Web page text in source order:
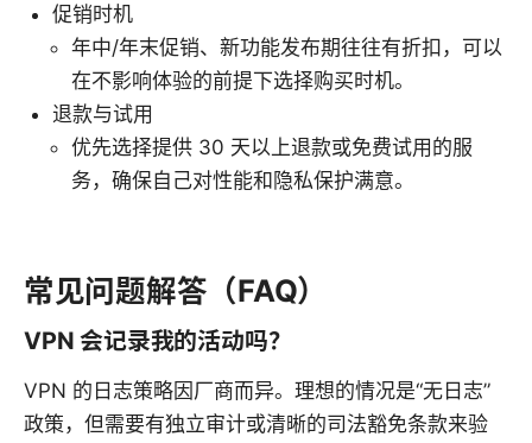
促销时机
年中/年末促销、新功能发布期往往有折扣，可以
在不影响体验的前提下选择购买时机。
退款与试用
优先选择提供 30 天以上退款或免费试用的服
务，确保自己对性能和隐私保护满意。
常见问题解答（FAQ）
VPN 会记录我的活动吗？
VPN 的日志策略因厂商而异。理想的情况是“无日志”
政策，但需要有独立审计或清晰的司法豁免条款来验